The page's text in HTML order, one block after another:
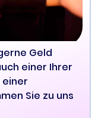
Geld
einer Ihrer
einer
Sie zu uns